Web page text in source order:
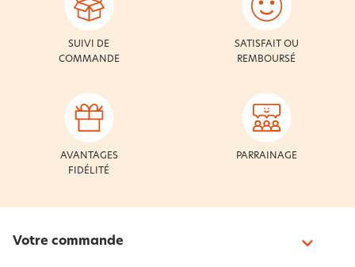
SUIVI DE
COMMANDE
SATISFAIT OU
REMBOURSÉ
AVANTAGES
FIDÉLITÉ
PARRAINAGE
Votre commande